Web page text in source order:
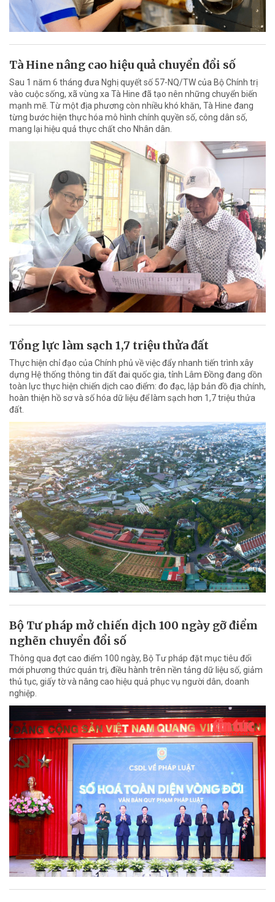
Tà Hine nâng cao hiệu quả chuyển đổi số
Sau 1 năm 6 tháng đưa Nghị quyết số 57-NQ/TW của Bộ Chính trị
vào cuộc sống, xã vùng xa Tà Hine đã tạo nên những chuyển biến
mạnh mẽ. Từ một địa phương còn nhiều khó khăn, Tà Hine đang
từng bước hiện thực hóa mô hình chính quyền số, công dân số,
mang lại hiệu quả thực chất cho Nhân dân.
Tổng lực làm sạch 1,7 triệu thửa đất
Thực hiện chỉ đạo của Chính phủ về việc đẩy nhanh tiến trình xây
dựng Hệ thống thông tin đất đai quốc gia, tỉnh Lâm Đồng đang dồn
toàn lực thực hiện chiến dịch cao điểm: đo đạc, lập bản đồ địa chính,
hoàn thiện hồ sơ và số hóa dữ liệu để làm sạch hơn 1,7 triệu thửa
đất.
Bộ Tư pháp mở chiến dịch 100 ngày gỡ điểm
nghẽn chuyển đổi số
Thông qua đợt cao điểm 100 ngày, Bộ Tư pháp đặt mục tiêu đổi
mới phương thức quản trị, điều hành trên nền tảng dữ liệu số, giảm
thủ tục, giấy tờ và nâng cao hiệu quả phục vụ người dân, doanh
nghiệp.